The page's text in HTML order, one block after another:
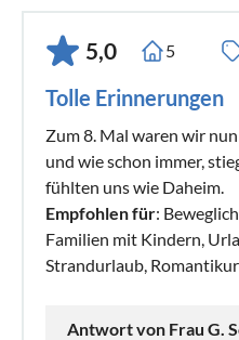
5,0 5
Tolle Erinnerungen
Zum 8. Mal waren wir
und wie schon immer,
fühlten uns wie Daheim.
Empfohlen für:
Familien mit Kindern,
Strandurlaub,
Antwort von Frau G.